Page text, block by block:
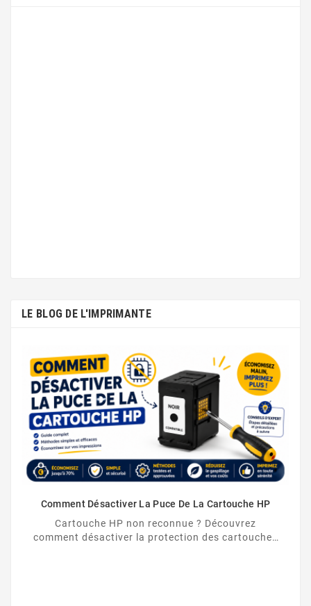
LE BLOG DE L'IMPRIMANTE
Comment Désactiver La Puce De La Cartouche HP
Cartouche HP non reconnue ? Découvrez
comment désactiver la protection des cartouches